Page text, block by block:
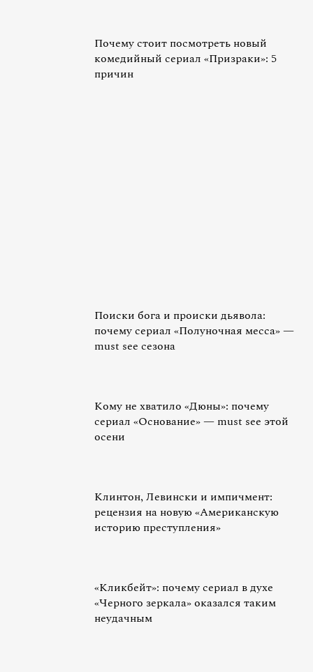
Почему стоит посмотреть новый
комедийный сериал «Призраки»: 5
причин
Поиски бога и происки дьявола:
почему сериал «Полуночная месса» —
must see сезона
Кому не хватило «Дюны»: почему
сериал «Основание» — must see этой
осени
Клинтон, Левински и импичмент:
рецензия на новую «Американскую
историю преступления»
«Кликбейт»: почему сериал в духе
«Черного зеркала» оказался таким
неудачным